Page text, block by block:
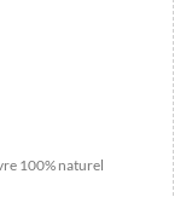
100% naturel